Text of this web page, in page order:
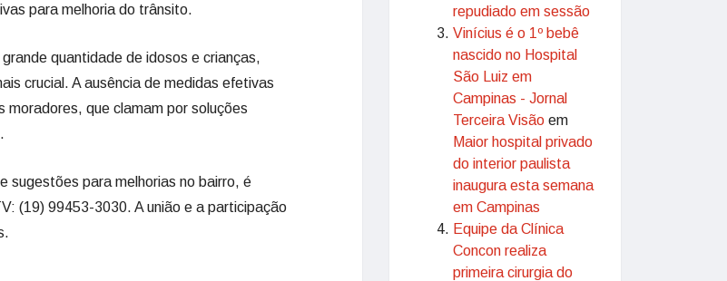
para melhoria do trânsito.
quantidade de idosos e crianças,
crucial. A ausência de medidas efetivas
que clamam por soluções
sugestões para melhorias no bairro, é
(19) 99453-3030. A união e a participação
repudiado em sessão
Vinícius é o 1º bebê
nascido no Hospital
São Luiz em
Campinas - Jornal
Terceira Visão em
Maior hospital privado
do interior paulista
inaugura esta semana
em Campinas
Equipe da Clínica
Concon realiza
primeira cirurgia do